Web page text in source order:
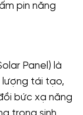
pin năng
Panel) là
lượng tái tạo,
bức xạ năng